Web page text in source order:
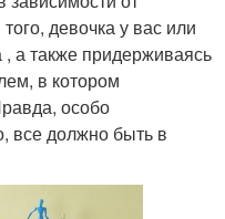
девочка у вас или
, а также придерживаясь
в котором
особо
все должно быть в